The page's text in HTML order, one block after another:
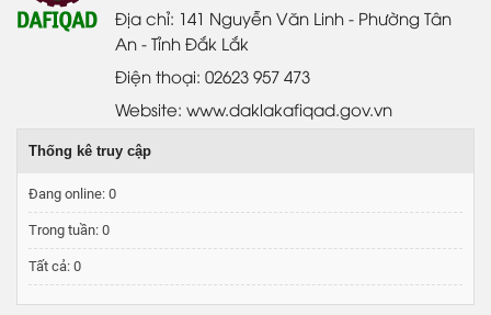
Địa chỉ: 141 Nguyễn Văn Linh - Phường Tân
An - Tỉnh Đắk Lắk
Điện thoại: 02623 957 473
Website: www.daklakafiqad.gov.vn
Thống kê truy cập
Đang online: 0
Trong tuần: 0
Tất cả: 0